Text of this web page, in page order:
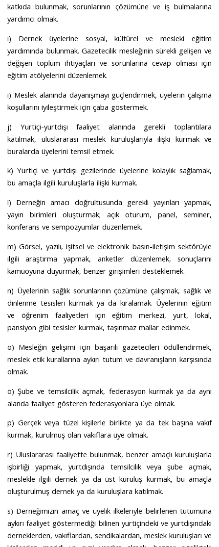
katkıda bulunmak, sorunlarının çözümüne ve iş bulmalarına
yardımcı olmak.
ı) Dernek üyelerine sosyal, kültürel ve mesleki eğitim
yardımında bulunmak. Gazetecilik mesleğinin sürekli gelişen ve
değişen toplum ihtiyaçları ve sorunlarına cevap olması için
eğitim atölyelerini düzenlemek.
i) Meslek alanında dayanışmayı güçlendirmek, üyelerin çalışma
koşullarını iyileştirmek için çaba göstermek.
j) Yurtiçi-yurtdışı faaliyet alanında gerekli toplantılara
katılmak, uluslararası meslek kuruluşlarıyla ilişki kurmak ve
buralarda üyelerini temsil etmek.
k) Yurtiçi ve yurtdışı gezilerinde üyelerine kolaylık sağlamak,
bu amaçla ilgili kuruluşlarla ilişki kurmak.
l) Derneğin amacı doğrultusunda gerekli yayınları yapmak,
yayın birimleri oluşturmak; açık oturum, panel, seminer,
konferans ve sempozyumlar düzenlemek.
m) Görsel, yazılı, işitsel ve elektronik basın-iletişim sektörüyle
ilgili araştırma yapmak, anketler düzenlemek, sonuçlarını
kamuoyuna duyurmak, benzer girişimleri desteklemek.
n) Üyelerinin sağlık sorunlarının çözümüne çalışmak, sağlık ve
dinlenme tesisleri kurmak ya da kiralamak. Üyelerinin eğitim
ve öğrenim faaliyetleri için eğitim merkezi, yurt, lokal,
pansiyon gibi tesisler kurmak, taşınmaz mallar edinmek.
o) Mesleğin gelişimi için başarılı gazetecileri ödüllendirmek,
meslek etik kurallarına aykırı tutum ve davranışların karşısında
olmak.
ö) Şube ve temsilcilik açmak, federasyon kurmak ya da aynı
alanda faaliyet gösteren federasyonlara üye olmak.
p) Gerçek veya tüzel kişilerle birlikte ya da tek başına vakıf
kurmak, kurulmuş olan vakıflara üye olmak.
r) Uluslararası faaliyette bulunmak, benzer amaçlı kuruluşlarla
işbirliği yapmak, yurtdışında temsilcilik veya şube açmak,
meslekle ilgili dernek ya da üst kuruluş kurmak, bu amaçla
oluşturulmuş dernek ya da kuruluşlara katılmak.
s) Derneğimizin amaç ve üyelik ilkeleriyle belirlenen tutumuna
aykırı faaliyet göstermediği bilinen yurtiçindeki ve yurtdışındaki
derneklerden, vakıflardan, sendikalardan, meslek kuruluşları ve